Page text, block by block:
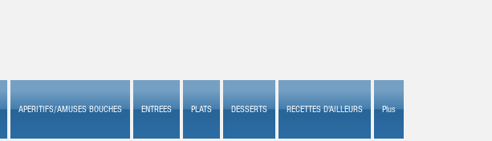
APERITIFS/AMUSES BOUCHES ENTREES PLATS DESSERTS RECETTES D'AILLEURS Plus